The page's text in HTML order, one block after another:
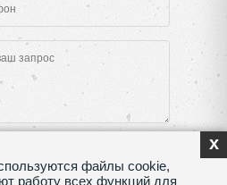
x
файлы cookie,
работу всех функций для